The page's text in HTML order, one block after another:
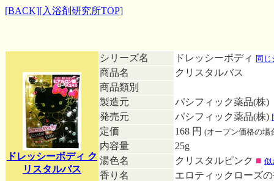
[BACK][入浴剤研究所TOP]
ドレッシーボディ ク
リスタルバス
シリーズ名 ドレッシーボディ 同
商品名
クリスタルバス
商品類別
製造元
パシフィック薬品(株)
発売元
パシフィック薬品(株)
定価 168 円 (オープン価格の場
内容量
25g
湯色名
クリスタルピンク ■ 似
香り名
エロティックローズ